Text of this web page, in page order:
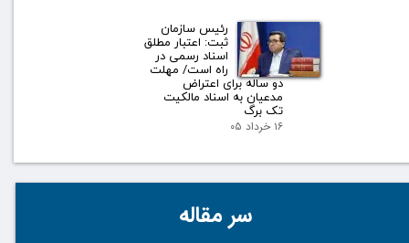
رئیس سازمان
ثبت: اعتبار مطلق
اسناد رسمی در
راه است/ مهلت
دو ساله برای اعتراض
مدعیان به اسناد مالکیت
تک برگ
۱۶ خرداد ۰۵
سر مقاله